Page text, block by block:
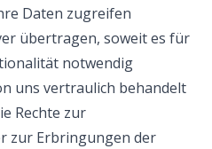
Daten zugreifen
übertragen, soweit es für
notwendig
uns vertraulich behandelt
Rechte zur
zur Erbringungen der